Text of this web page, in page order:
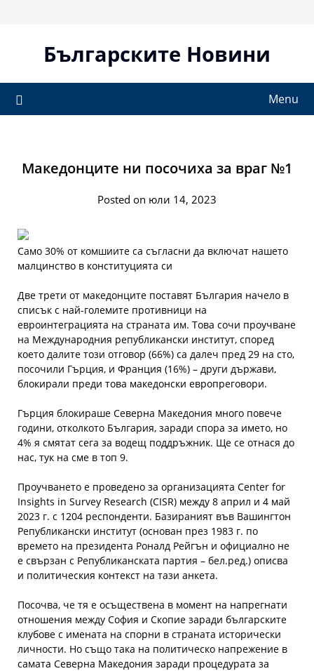
Българските Новини
Menu
Македонците ни посочиха за враг №1
Posted on юли 14, 2023
Само 30% от комшиите са съгласни да включат нашето
малцинство в конституцията си
Две трети от македонците поставят България начело в
списък с най-големите противници на
евроинтеграцията на страната им. Това сочи проучване
на Международния републикански институт, според
което далите този отговор (66%) са далеч пред 29 на сто,
посочили Гърция, и Франция (16%) – други държави,
блокирали преди това македонски европреговори.
Гърция блокираше Северна Македония много повече
години, отколкото България, заради спора за името, но
4% я смятат сега за водещ поддръжник. Ще се отнася до
нас, тук на сме в топ 9.
Проучването е проведено за организацията Center for
Insights in Survey Research (CISR) между 8 април и 4 май
2023 г. с 1204 респонденти. Базираният във Вашингтон
Републикански институт (основан през 1983 г. по
времето на президента Роналд Рейгън и официално не
е свързан с Републиканската партия – бел.ред.) описва
и политическия контекст на тази анкета.
Посочва, че тя е осъществена в момент на напрегнати
отношения между София и Скопие заради българските
клубове с имената на спорни в страната исторически
личности. Но също така на политическо напрежение в
самата Северна Македония заради процедурата за